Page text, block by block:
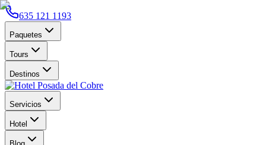
635 121 1193
Paquetes
Tours
Destinos
Servicios
Hotel